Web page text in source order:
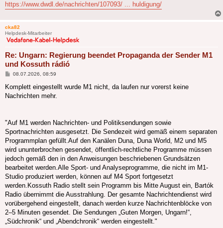
https://www.dwdl.de/nachrichten/107093/ ... huldigung/
cka82
Helpdesk-Mitarbeiter
Re: Ungarn: Regierung beendet Propaganda der Sender M1
und Kossuth rádió
Beitrag
08.07.2026, 08:59
Komplett eingestellt wurde M1 nicht, da laufen nur vorerst keine
Nachrichten mehr.
"Auf M1 werden Nachrichten- und Politiksendungen sowie
Sportnachrichten ausgesetzt. Die Sendezeit wird gemäß einem separaten
Programmplan gefüllt.Auf den Kanälen Duna, Duna World, M2 und M5
wird ununterbrochen gesendet, öffentlich-rechtliche Programme müssen
jedoch gemäß den in den Anweisungen beschriebenen Grundsätzen
bearbeitet werden.Alle Sport- und Analyseprogramme, die nicht im M1-
Studio produziert werden, können auf M4 Sport fortgesetzt
werden.Kossuth Radio stellt sein Programm bis Mitte August ein, Bartók
Radio übernimmt die Ausstrahlung. Der gesamte Nachrichtendienst wird
vorübergehend eingestellt, danach werden kurze Nachrichtenblöcke von
2–5 Minuten gesendet. Die Sendungen „Guten Morgen, Ungarn!“,
„Südchronik“ und „Abendchronik“ werden eingestellt."